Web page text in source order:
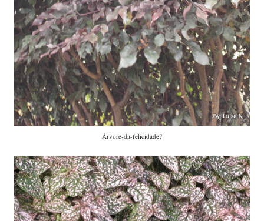
Árvore-da-felicidade?